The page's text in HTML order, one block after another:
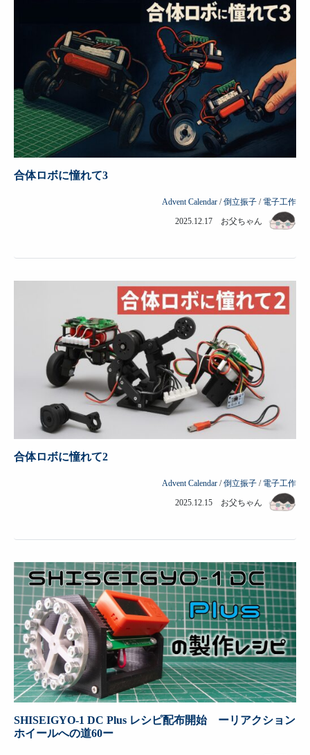
合体ロボに憧れて3
Advent Calendar /倒立振子 / 電子工作
2025.12.17 お父ちゃん
合体ロボに憧れて2
Advent Calendar /倒立振子 / 電子工作
2025.12.15 お父ちゃん
SHISEIGYO-1 DC Plus レシピ配布開始 ーリアクション
ホイールへの道60ー